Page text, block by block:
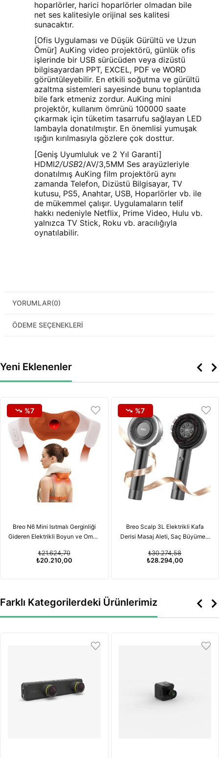
hoparlörler, harici hoparlörler olmadan bile
net ses kalitesiyle orijinal ses kalitesi
sunacaktır.
[Ofis Uygulaması ve Düşük Gürültü ve Uzun
Ömür] AuKing video projektörü, günlük ofis
işlerinde bir USB sürücüden veya dizüstü
bilgisayardan PPT, EXCEL, PDF ve WORD
görüntüleyebilir. En etkili soğutma ve gürültü
azaltma sistemleri sayesinde bunu toplantıda
bile fark etmeniz zordur. AuKing mini
projektör, kullanım ömrünü 100000 saate
çıkarmak için tüketim tasarrufu sağlayan LED
lambayla donatılmıştır. En önemlisi yumuşak
ışığın kırılmasıyla gözlere çok dosttur.
[Geniş Uyumluluk ve 2 Yıl Garanti]
HDMI2/USB2/AV/3,5MM Ses arayüzleriyle
donatılmış AuKing film projektörü aynı
zamanda Telefon, Dizüstü Bilgisayar, TV
kutusu, PS5, Anahtar, USB, Hoparlörler vb. ile
de mükemmel çalışır. Uygulamaların telif
hakkı nedeniyle Netflix, Prime Video, Hulu vb.
yalnızca TV Stick, Roku vb. aracılığıyla
oynatılabilir.
YORUMLAR(0)
ÖDEME SEÇENEKLERI
Yeni Eklenenler
Breo N6 Mini Isıtmalı Gerginliği
Gideren Elektrikli Boyun ve Omuz
₺20.210,00
₺21.624,70
%7
Breo Scalp 3L Elektrikli Kafa
Derisi Masaj Aleti, Saç Büyümesi
Özelliğiyle
₺28.294,00
₺30.274,58
%7
Farklı Kategorilerdeki Ürünlerimiz